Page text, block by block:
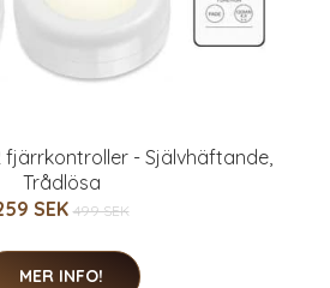
fjärrkontroller - Självhäftande,
Trådlösa
SEK 499 SEK
MER INFO!